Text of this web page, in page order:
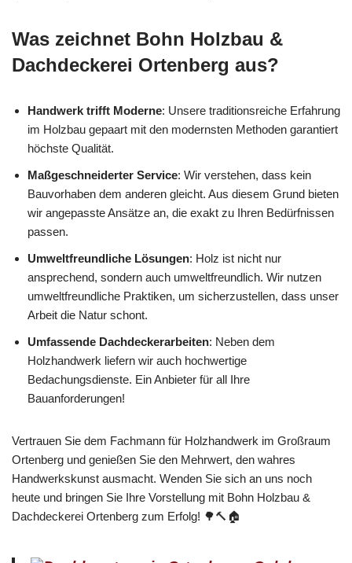
Was zeichnet Bohn Holzbau &
Dachdeckerei Ortenberg aus?
Handwerk trifft Moderne: Unsere traditionsreiche Erfahrung
im Holzbau gepaart mit den modernsten Methoden garantiert
höchste Qualität.
Maßgeschneiderter Service: Wir verstehen, dass kein
Bauvorhaben dem anderen gleicht. Aus diesem Grund bieten
wir angepasste Ansätze an, die exakt zu Ihren Bedürfnissen
passen.
Umweltfreundliche Lösungen: Holz ist nicht nur
ansprechend, sondern auch umweltfreundlich. Wir nutzen
umweltfreundliche Praktiken, um sicherzustellen, dass unser
Arbeit die Natur schont.
Umfassende Dachdeckerarbeiten: Neben dem
Holzhandwerk liefern wir auch hochwertige
Bedachungsdienste. Ein Anbieter für all Ihre
Bauanforderungen!
Vertrauen Sie dem Fachmann für Holzhandwerk im Großraum
Ortenberg und genießen Sie den Mehrwert, den wahres
Handwerkskunst ausmacht. Wenden Sie sich an uns noch
heute und bringen Sie Ihre Vorstellung mit Bohn Holzbau &
Dachdeckerei Ortenberg zum Erfolg! 🌳🔨🏠